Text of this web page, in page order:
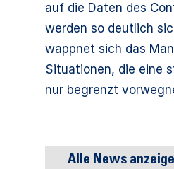
auf die Daten des
werden so deutlich
wappnet sich das
Situationen, die eine
nur begrenzt
Alle News